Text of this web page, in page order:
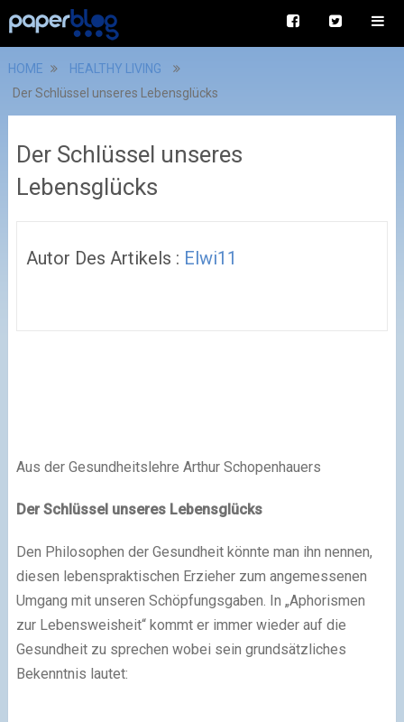
HOME
HEALTHY LIVING
Der Schlüssel unseres Lebensglücks
Der Schlüssel unseres
Lebensglücks
Autor Des Artikels : Elwi11
Aus der Gesundheitslehre Arthur Schopenhauers
Der Schlüssel unseres Lebensglücks
Den Philosophen der Gesundheit könnte man ihn nennen,
diesen lebenspraktischen Erzieher zum angemessenen
Umgang mit unseren Schöpfungsgaben. In „Aphorismen
zur Lebensweisheit“ kommt er immer wieder auf die
Gesundheit zu sprechen wobei sein grundsätzliches
Bekenntnis lautet: